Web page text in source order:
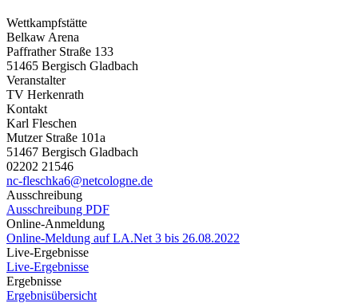
Wettkampfstätte
Belkaw Arena
Paffrather Straße 133
51465 Bergisch Gladbach
Veranstalter
TV Herkenrath
Kontakt
Karl Fleschen
Mutzer Straße 101a
51467 Bergisch Gladbach
02202 21546
nc-fleschka6@netcologne.de
Ausschreibung
Ausschreibung PDF
Online-Anmeldung
Online-Meldung auf LA.Net 3 bis 26.08.2022
Live-Ergebnisse
Live-Ergebnisse
Ergebnisse
Ergebnisübersicht